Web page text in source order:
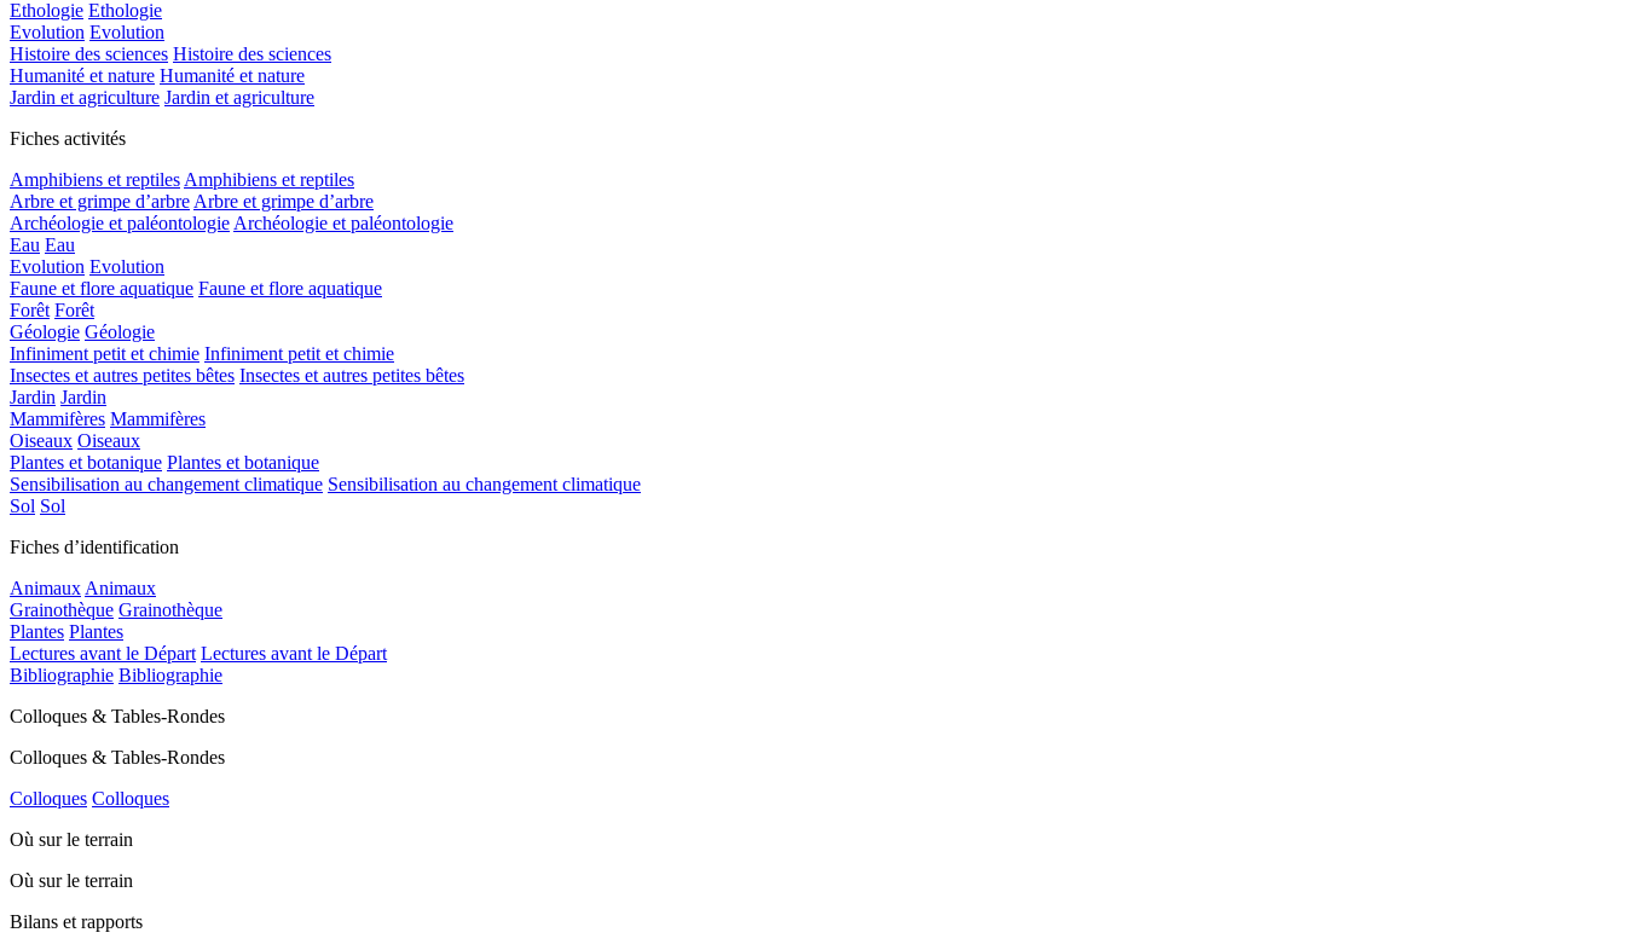
Ethologie Ethologie
Evolution Evolution
Histoire des sciences Histoire des sciences
Humanité et nature Humanité et nature
Jardin et agriculture Jardin et agriculture
Fiches activités
Amphibiens et reptiles Amphibiens et reptiles
Arbre et grimpe d’arbre Arbre et grimpe d’arbre
Archéologie et paléontologie Archéologie et paléontologie
Eau Eau
Evolution Evolution
Faune et flore aquatique Faune et flore aquatique
Forêt Forêt
Géologie Géologie
Infiniment petit et chimie Infiniment petit et chimie
Insectes et autres petites bêtes Insectes et autres petites bêtes
Jardin Jardin
Mammifères Mammifères
Oiseaux Oiseaux
Plantes et botanique Plantes et botanique
Sensibilisation au changement climatique Sensibilisation au changement climatique
Sol Sol
Fiches d’identification
Animaux Animaux
Grainothèque Grainothèque
Plantes Plantes
Lectures avant le Départ Lectures avant le Départ
Bibliographie Bibliographie
Colloques & Tables-Rondes
Colloques & Tables-Rondes
Colloques Colloques
Où sur le terrain
Où sur le terrain
Bilans et rapports